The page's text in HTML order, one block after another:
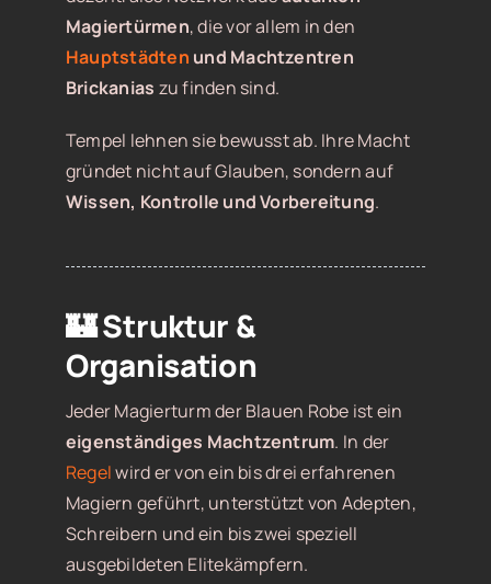
Magiertürmen, die vor allem in den
Hauptstädten und Machtzentren
Brickanias zu finden sind.
Tempel lehnen sie bewusst ab. Ihre Macht
gründet nicht auf Glauben, sondern auf
Wissen, Kontrolle und Vorbereitung.
🏰 Struktur &
Organisation
Jeder Magierturm der Blauen Robe ist ein
eigenständiges Machtzentrum. In der
Regelwird er von ein bis drei erfahrenen
Magiern geführt, unterstützt von Adepten,
Schreibern und ein bis zwei speziell
ausgebildeten Elitekämpfern.